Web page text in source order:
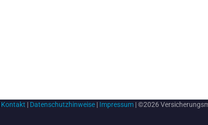
Kontakt | Datenschutzhinweise| Impressum| ©2026